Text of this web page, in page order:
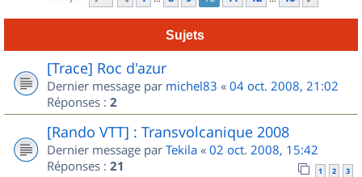
Sujets
[Trace] Roc d'azur
Dernier message par michel83 « 04 oct. 2008, 21:02
Réponses : 2
[Rando VTT] : Transvolcanique 2008
Dernier message par Tekila « 02 oct. 2008, 15:42
Réponses : 21 1 2 3